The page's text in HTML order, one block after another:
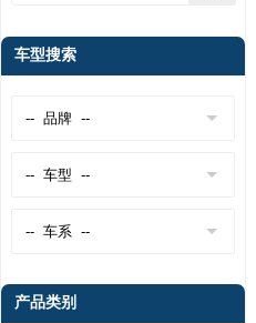
车型搜索
产品类别